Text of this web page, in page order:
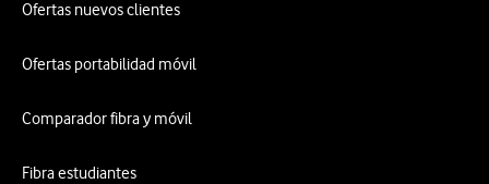
Ofertas nuevos clientes
Ofertas portabilidad móvil
Comparador fibra y móvil
Fibra estudiantes